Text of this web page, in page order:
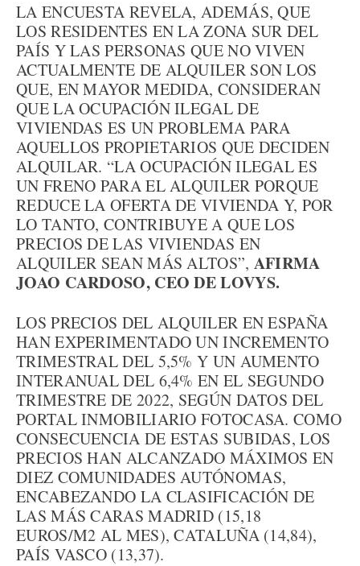
LA ENCUESTA REVELA, ADEMÁS, QUE
LOS RESIDENTES EN LA ZONA SUR DEL
PAÍS Y LAS PERSONAS QUE NO VIVEN
ACTUALMENTE DE ALQUILER SON LOS
QUE, EN MAYOR MEDIDA, CONSIDERAN
QUE LA OCUPACIÓN ILEGAL DE
VIVIENDAS ES UN PROBLEMA PARA
AQUELLOS PROPIETARIOS QUE DECIDEN
ALQUILAR. “LA OCUPACIÓN ILEGAL ES
UN FRENO PARA EL ALQUILER PORQUE
REDUCE LA OFERTA DE VIVIENDA Y, POR
LO TANTO, CONTRIBUYE A QUE LOS
PRECIOS DE LAS VIVIENDAS EN
ALQUILER SEAN MÁS ALTOS”, AFIRMA
JOAO CARDOSO, CEO DE LOVYS.
LOS PRECIOS DEL ALQUILER EN ESPAÑA
HAN EXPERIMENTADO UN INCREMENTO
TRIMESTRAL DEL 5,5% Y UN AUMENTO
INTERANUAL DEL 6,4% EN EL SEGUNDO
TRIMESTRE DE 2022, SEGÚN DATOS DEL
PORTAL INMOBILIARIO FOTOCASA. COMO
CONSECUENCIA DE ESTAS SUBIDAS, LOS
PRECIOS HAN ALCANZADO MÁXIMOS EN
DIEZ COMUNIDADES AUTÓNOMAS,
ENCABEZANDO LA CLASIFICACIÓN DE
LAS MÁS CARAS MADRID (15,18
EUROS/M2 AL MES), CATALUÑA (14,84),
PAÍS VASCO (13,37).